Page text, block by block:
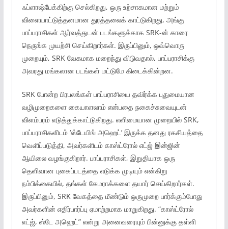
ஃப்ளாஷ்பேக்கிற்கு செல்கிறது, ஒரு உற்சாகமான மற்றும்
விளையாட்டுத்தனமான துரத்தலைக் காட்டுகிறது, அங்கு
பாப்பராசிகள் ஆர்வத்துடன் படங்களுக்காக SRK-ன் காரை
நெருங்க முயற்சி செய்கிறார்கள். இருப்பினும், ஒவ்வொரு
முறையும், SRK வேகமாக மறைந்து விடுவதால், பாப்பராசிக்கு
அவரது மங்கலான படங்கள் மட்டுமே கிடைக்கின்றன.
SRK போன்ற பிரபலங்கள் பாப்பராசியை தவிர்க்க புதுமையான
வழிமுறைகளை கையாளலாம் என்பதை நகைச்சுவையுடன்
விளம்பரம் எடுத்துக்காட்டுகிறது. எளிமையான முறையில் SRK,
பாப்பராசிகளிடம் ‘ஸ்டேயிங் அஹெட்’ இருக்க தனது ரகசியத்தை
வெளிப்படுத்தி, அவர்களிடம் காஸ்ட்ரோல் எட்ஜ் இன்ஜின்
ஆயிலை வழங்குகிறார். பாப்பராசிகள், இறுதியாக ஒரு
தெளிவான புகைப்படத்தை எடுக்க முடியும் என்கிறு
நம்பிக்கையில், தங்கள் கேமராக்களை தயார் செய்கிறார்கள்.
இருப்பினும், SRK வேகத்தை மீண்டும் ஒருமுறை பார்க்கும்போது
அவர்களின் எதிர்பார்ப்பு ஏமாற்றமாக மாறுகிறது. “காஸ்ட்ரோல்
எட்ஜ், ஸ்டே அஹெட்” என்று அனைவரையும் பின்னுக்கு தள்ளி